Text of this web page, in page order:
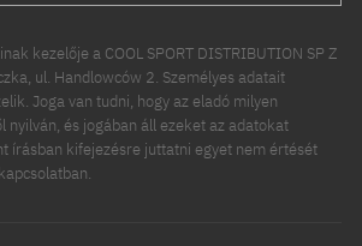
kezelője a COOL SPORT DISTRIBUTION SP Z
ul. Handlowców 2. Személyes adatait
Joga van tudni, hogy az eladó milyen
nyilván, és jogában áll ezeket az adatokat
írásban kifejezésre juttatni egyet nem értését